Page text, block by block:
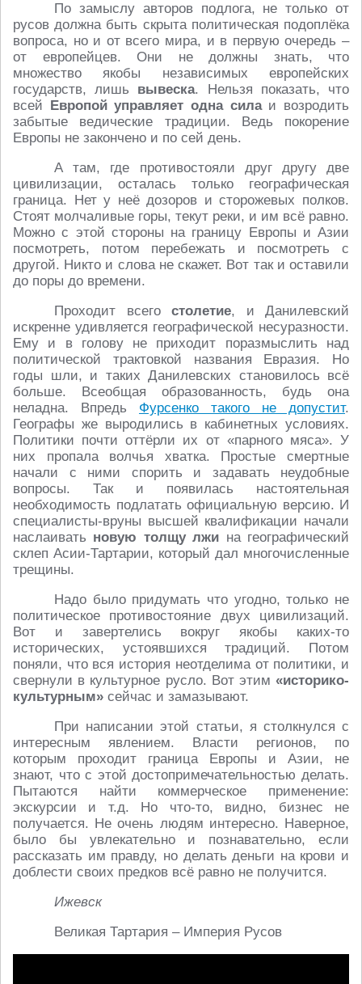
По замыслу авторов подлога, не только от
русов должна быть скрыта политическая подоплёка
вопроса, но и от всего мира, и в первую очередь –
от европейцев. Они не должны знать, что
множество якобы независимых европейских
государств, лишь вывеска. Нельзя показать, что
всей Европой управляет одна силаи возродить
забытые ведические традиции. Ведь покорение
Европы не закончено и по сей день.
А там, где противостояли друг другу две
цивилизации, осталась только географическая
граница. Нет у неё дозоров и сторожевых полков.
Стоят молчаливые горы, текут реки, и им всё равно.
Можно с этой стороны на границу Европы и Азии
посмотреть, потом перебежать и посмотреть с
другой. Никто и слова не скажет. Вот так и оставили
до поры до времени.
Проходит всего столетие, и Данилевский
искренне удивляется географической несуразности.
Ему и в голову не приходит поразмыслить над
политической трактовкой названия Евразия. Но
годы шли, и таких Данилевских становилось всё
больше. Всеобщая образованность, будь она
неладна. Впредь Фурсенко такого не допустит.
Географы же выродились в кабинетных условиях.
Политики почти оттёрли их от «парного мяса». У
них пропала волчья хватка. Простые смертные
начали с ними спорить и задавать неудобные
вопросы. Так и появилась настоятельная
необходимость подлатать официальную версию. И
специалисты-вруны высшей квалификации начали
наслаивать новую толщу лжи на географический
склеп Асии-Тартарии, который дал многочисленные
трещины.
Надо было придумать что угодно, только не
политическое противостояние двух цивилизаций.
Вот и завертелись вокруг якобы каких-то
исторических, устоявшихся традиций. Потом
поняли, что вся история неотделима от политики, и
свернули в культурное русло. Вот этим «историко-
культурным» сейчас и замазывают.
При написании этой статьи, я столкнулся с
интересным явлением. Власти регионов, по
которым проходит граница Европы и Азии, не
знают, что с этой достопримечательностью делать.
Пытаются найти коммерческое применение:
экскурсии и т.д. Но что-то, видно, бизнес не
получается. Не очень людям интересно. Наверное,
было бы увлекательно и познавательно, если
рассказать им правду, но делать деньги на крови и
доблести своих предков всё равно не получится.
Ижевск
Великая Тартария – Империя Русов